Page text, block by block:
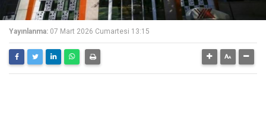
Yayınlanma: 07 Mart 2026 Cumartesi 13:15